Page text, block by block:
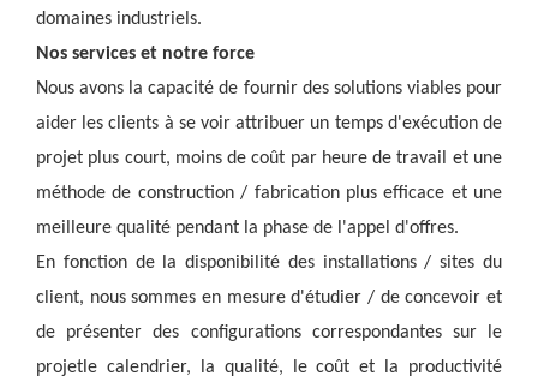
domaines industriels.
Nos services et notre force
Nous avons la capacité de fournir des solutions viables pour
aider les clients à se voir attribuer un temps d'exécution de
projet plus court, moins de coût par heure de travail et une
méthode de construction / fabrication plus efficace et une
meilleure qualité pendant la phase de l'appel d'offres.
En fonction de la disponibilité des installations / sites du
client, nous sommes en mesure d'étudier / de concevoir et
de présenter des configurations correspondantes sur le
projet le calendrier, la qualité, le coût et la productivité